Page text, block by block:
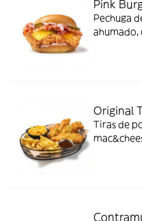
Pink
Pechuga
ahumado,
Original
Tiras de